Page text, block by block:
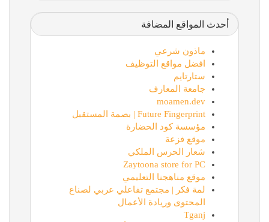
أحدث المواقع المضافة
ماذون شرعي
افضل مواقع التوظيف
ستارتايم
جامعة المعارف
moamen.dev
Future Fingerprint | بصمة المستقبل
مؤسسة كود الحضارة
موقع فزعة
شعار الحرس الملكي
Zaytoona store for PC
موقع مناهجنا التعليمي
لمة فكر | مجتمع تفاعلي عربي لصناع
المحتوى وريادة الأعمال
Tganj